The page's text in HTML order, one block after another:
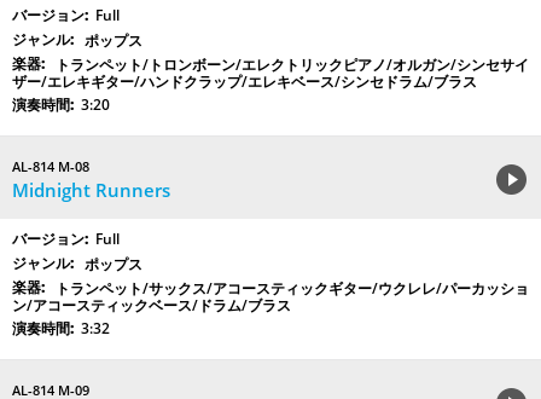
Full
ポップス
トランペット/トロンボーン/エレクトリックピアノ/オルガン/シンセサイ
ザー/エレキギター/ハンドクラップ/エレキベース/シンセドラム/ブラス
3:20
AL-814 M-08
Midnight Runners
Full
ポップス
トランペット/サックス/アコースティックギター/ウクレレ/パーカッショ
ン/アコースティックベース/ドラム/ブラス
3:32
AL-814 M-09